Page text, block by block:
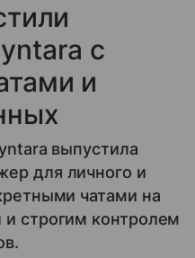
с
и
выпустила
для личного и
чатами на
строгим контролем